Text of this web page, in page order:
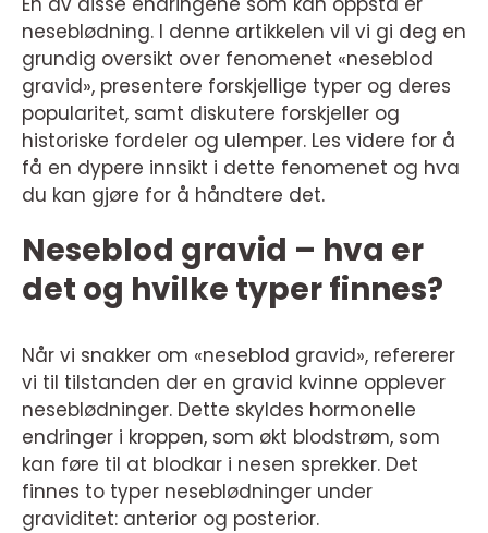
neseblødning. I denne artikkelen vil vi gi deg en
grundig oversikt over fenomenet «neseblod
gravid», presentere forskjellige typer og deres
popularitet, samt diskutere forskjeller og
historiske fordeler og ulemper. Les videre for å
få en dypere innsikt i dette fenomenet og hva
du kan gjøre for å håndtere det.
Neseblod gravid – hva er
det og hvilke typer finnes?
Når vi snakker om «neseblod gravid», refererer
vi til tilstanden der en gravid kvinne opplever
neseblødninger. Dette skyldes hormonelle
endringer i kroppen, som økt blodstrøm, som
kan føre til at blodkar i nesen sprekker. Det
finnes to typer neseblødninger under
graviditet: anterior og posterior.